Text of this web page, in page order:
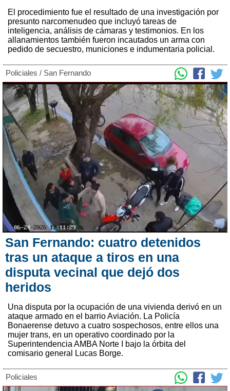
El procedimiento fue el resultado de una investigación por
presunto narcomenudeo que incluyó tareas de
inteligencia, análisis de cámaras y testimonios. En los
allanamientos también fueron incautados un arma con
pedido de secuestro, municiones e indumentaria policial.
Policiales / San Fernando
San Fernando: cuatro detenidos
tras un ataque a tiros en una
disputa vecinal que dejó dos
heridos
Una disputa por la ocupación de una vivienda derivó en un
ataque armado en el barrio Aviación. La Policía
Bonaerense detuvo a cuatro sospechosos, entre ellos una
mujer trans, en un operativo coordinado por la
Superintendencia AMBA Norte I bajo la órbita del
comisario general Lucas Borge.
Policiales